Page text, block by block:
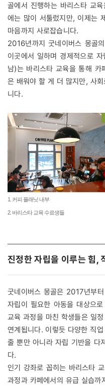
골에서 진행하는 바리스타 교
에는 많이 서툴렀지만, 이제는
마음까지 사로잡습니다.
2016년까지 굿네이버스 몽골
이곳에서 일하며 경제적으로
남)는 바리스타 교육을 통해
은 배워야 할 게 더 많지만, 사
니다.
1. 커피 플래닛 내부
2. 바리스타 교육 수료생들
진정한 자립을 이루는 힘,
굿네이버스 몽골은 2017년부
자립이 필요한 아동을 대상으
교육 과정을 마친 학생들은 일
연계됩니다. 이렇듯 다양한 직
줄 뿐만 아니라 자립 기반을 다
다.
인기 강좌로 꼽히는 바리스타
과정과 카페에서의 유급 실습까